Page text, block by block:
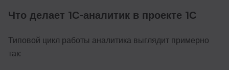
Что делает 1С-аналитик в проекте 1С
Типовой цикл работы аналитика выглядит примерно
так: